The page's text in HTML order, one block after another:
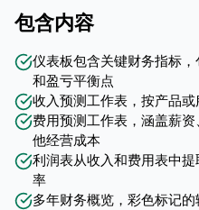
包含内容
仪表板包含关键财务指标
和盈亏平衡点
收入预测工作表，按产品
费用预测工作表，涵盖薪
他经营成本
利润表从收入和费用表中
率
多年财务概览，彩色标记